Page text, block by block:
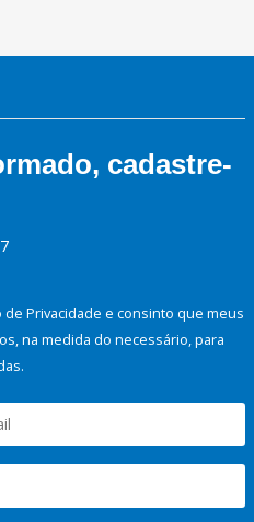
cadastre-
Privacidade e consinto que meus
na medida do necessário, para